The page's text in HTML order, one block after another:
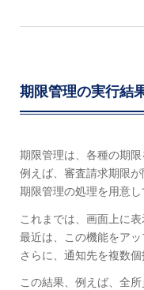
期限管理の実行結
期限管理は、各種の期限
例えば、審査請求期限
期限管理の処理を用意し
これまでは、画面上に
最近は、この機能をア
さらに、通知先を複数
この結果、例えば、全